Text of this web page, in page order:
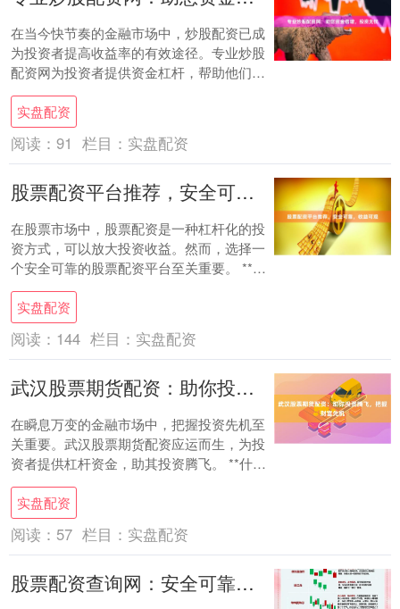
在当今快节奏的金融市场中，炒股配资已成
为投资者提高收益率的有效途径。专业炒股
配资网为投资者提供资金杠杆，帮助他们放
大收益，同时降低风险。 **资金倍增，收益
可观....
实盘配资
阅读： 91 栏目： 实盘配资
股票配资平台推荐，安全可靠，收益可观
在股票市场中，股票配资是一种杠杆化的投
资方式，可以放大投资收益。然而，选择一
个安全可靠的股票配资平台至关重要。 **推
荐平台：** **1. 某某配资平台** ....
实盘配资
阅读： 144 栏目： 实盘配资
武汉股票期货配资：助你投资腾飞，把握财富先机
在瞬息万变的金融市场中，把握投资先机至
关重要。武汉股票期货配资应运而生，为投
资者提供杠杆资金，助其投资腾飞。 **什么
是配资？** 配资是指投资者以一定比例的
资....
实盘配资
阅读： 57 栏目： 实盘配资
股票配资查询网：安全可靠，轻松查询配资信息